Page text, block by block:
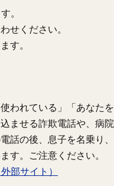
。
せください。
す。
われている」「あなたを
ませる詐欺電話や、病院
話の後、息子を名乗り、
す。ご注意ください。
部サイト）